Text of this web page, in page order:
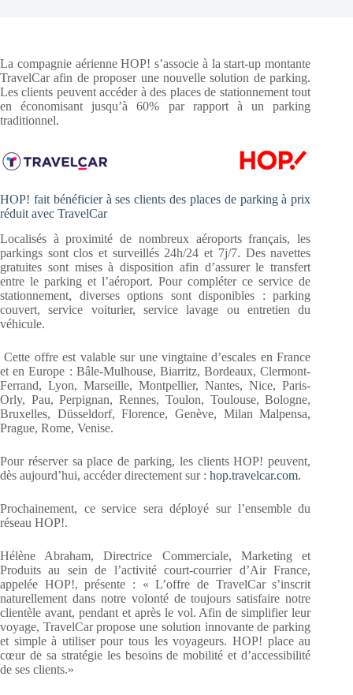
La compagnie aérienne HOP! s’associe à la start-up montante
TravelCar afin de proposer une nouvelle solution de parking.
Les clients peuvent accéder à des places de stationnement tout
en économisant jusqu’à 60% par rapport à un parking
traditionnel.
HOP! fait bénéficier à ses clients des places de parking à prix
réduit avec TravelCar
Localisés à proximité de nombreux aéroports français, les
parkings sont clos et surveillés 24h/24 et 7j/7. Des navettes
gratuites sont mises à disposition afin d’assurer le transfert
entre le parking et l’aéroport. Pour compléter ce service de
stationnement, diverses options sont disponibles : parking
couvert, service voiturier, service lavage ou entretien du
véhicule.
Cette offre est valable sur une vingtaine d’escales en France
et en Europe : Bâle-Mulhouse, Biarritz, Bordeaux, Clermont-
Ferrand, Lyon, Marseille, Montpellier, Nantes, Nice, Paris-
Orly, Pau, Perpignan, Rennes, Toulon, Toulouse, Bologne,
Bruxelles, Düsseldorf, Florence, Genève, Milan Malpensa,
Prague, Rome, Venise.
Pour réserver sa place de parking, les clients HOP! peuvent,
dès aujourd’hui, accéder directement sur : hop.travelcar.com.
Prochainement, ce service sera déployé sur l’ensemble du
réseau HOP!.
Hélène Abraham, Directrice Commerciale, Marketing et
Produits au sein de l’activité court-courrier d’Air France,
appelée HOP!, présente : « L’offre de TravelCar s’inscrit
naturellement dans notre volonté de toujours satisfaire notre
clientèle avant, pendant et après le vol. Afin de simplifier leur
voyage, TravelCar propose une solution innovante de parking
et simple à utiliser pour tous les voyageurs. HOP! place au
cœur de sa stratégie les besoins de mobilité et d’accessibilité
de ses clients.»